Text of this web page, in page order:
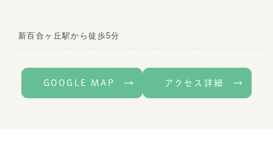
新百合ヶ丘駅から徒歩5分
GOOGLE MAP アクセス詳細